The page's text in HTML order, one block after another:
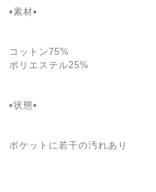
▪素材▪
コットン75%
ポリエステル25%
▪状態▪
ポケットに若干の汚れあり